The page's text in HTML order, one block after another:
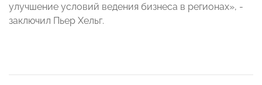
улучшение условий ведения бизнеса в регионах», -
заключил Пьер Хельг.